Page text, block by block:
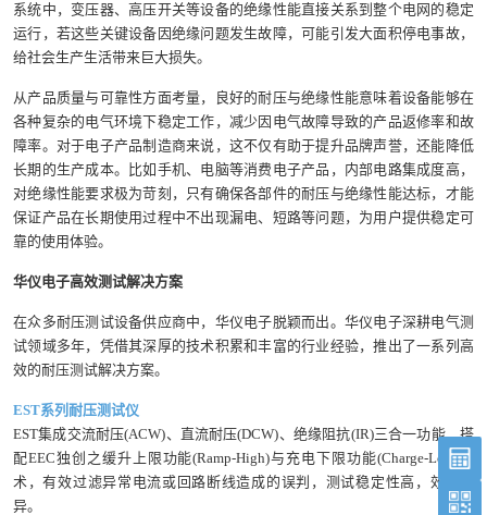
系统中，变压器、高压开关等设备的绝缘性能直接关系到整个电网的稳定
运行，若这些关键设备因绝缘问题发生故障，可能引发大面积停电事故，
给社会生产生活带来巨大损失。
从产品质量与可靠性方面考量，良好的耐压与绝缘性能意味着设备能够在
各种复杂的电气环境下稳定工作，减少因电气故障导致的产品返修率和故
障率。对于电子产品制造商来说，这不仅有助于提升品牌声誉，还能降低
长期的生产成本。比如手机、电脑等消费电子产品，内部电路集成度高，
对绝缘性能要求极为苛刻，只有确保各部件的耐压与绝缘性能达标，才能
保证产品在长期使用过程中不出现漏电、短路等问题，为用户提供稳定可
靠的使用体验。
华仪电子高效测试解决方案
在众多耐压测试设备供应商中，华仪电子脱颖而出。华仪电子深耕电气测
试领域多年，凭借其深厚的技术积累和丰富的行业经验，推出了一系列高
效的耐压测试解决方案。
EST系列耐压测试仪
EST集成交流耐压(ACW)、直流耐压(DCW)、绝缘阻抗(IR)三合一功能，搭
配EEC独创之缓升上限功能(Ramp-High)与充电下限功能(Charge-Low)技
术，有效过滤异常电流或回路断线造成的误判，测试稳定性高，效率优
异。